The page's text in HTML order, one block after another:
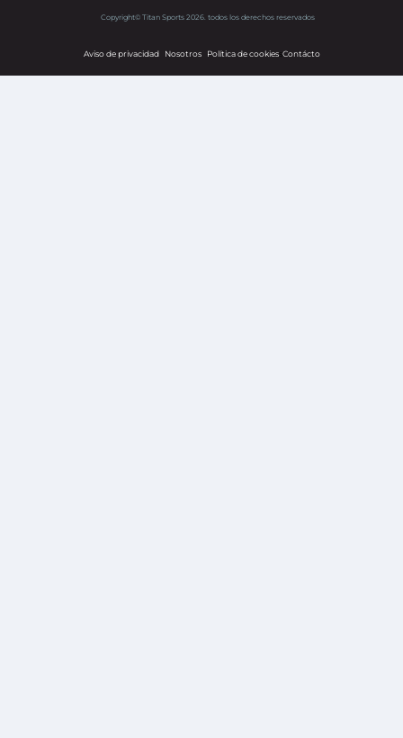
Copyright© Titan Sports 2026. todos los derechos reservados
Aviso de privacidad Nosotros Política de cookiess Contácto